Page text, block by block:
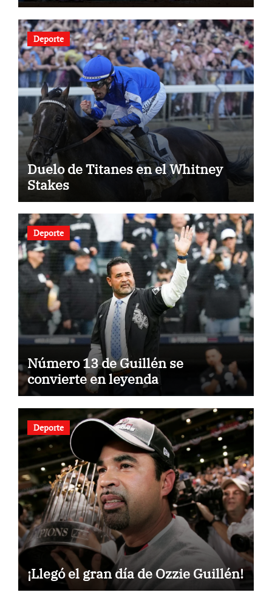
Deporte
Duelo de Titanes en el Whitney
Stakes
Deporte
Número 13 de Guillén se
convierte en leyenda
Deporte
¡Llegó el gran día de Ozzie Guillén!